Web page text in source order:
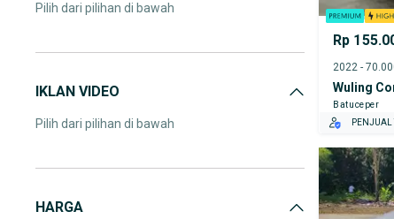
Pilih dari pilihan di bawah
IKLAN VIDEO
Pilih dari pilihan di bawah
HARGA
Rp
Wuling
Batuceper
PENJUAL